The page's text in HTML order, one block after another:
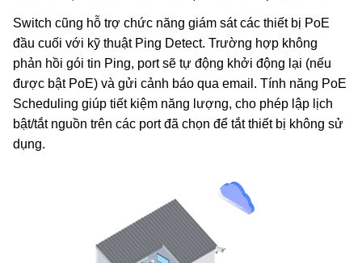
Switch cũng hỗ trợ chức năng giám sát các thiết bị PoE
đầu cuối với kỹ thuật Ping Detect. Trường hợp không
phản hồi gói tin Ping, portsẽ tự động khởi động lại (nếu
được bật PoE) và gửi cảnh báo qua email. Tính năng PoE
Scheduling giúp tiết kiệm năng lượng, cho phép lập lịch
bật/tắt nguồn trên các portđã chọn để tắt thiết bị không sử
dụng.